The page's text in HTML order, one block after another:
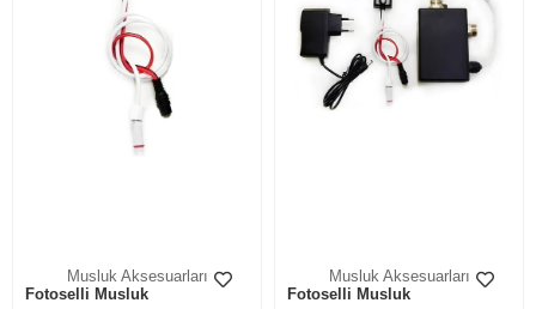
Musluk Aksesuarları
Fotoselli Musluk
Musluk Aksesuarları
Fotoselli Musluk